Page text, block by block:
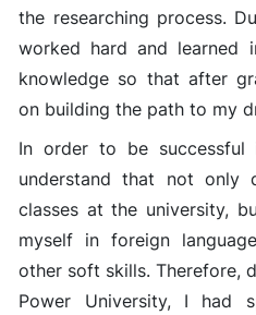
the researching process.
worked hard and learned
knowledge so that after
on building the path to my
In order to be successful
understand that not
classes at the university,
myself in foreign
other soft skills. Therefore,
Power University, I had